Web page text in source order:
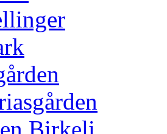
Birkeli